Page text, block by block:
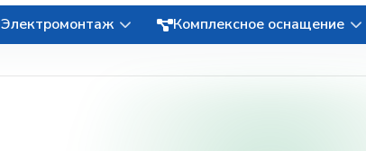
Электромонтаж Комплексное оснащение